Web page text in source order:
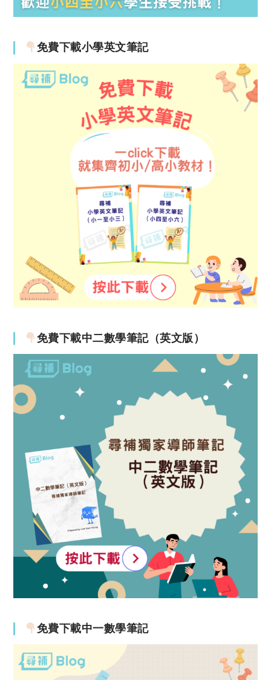
免費下載小學英文筆記
免費下載中二數學筆記（英文版）
免費下載中一數學筆記